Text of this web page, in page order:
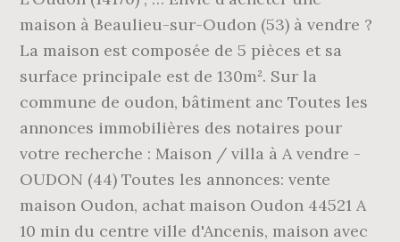
maison à Beaulieu-sur-Oudon (53) à vendre ?
La maison est composée de 5 pièces et sa
surface principale est de 130m². Sur la
commune de oudon, bâtiment anc Toutes les
annonces immobilières des notaires pour
votre recherche : Maison / villa à A vendre -
OUDON (44) Toutes les annonces: vente
maison Oudon, achat maison Oudon 44521 A
10 min du centre ville d'Ancenis, maison avec